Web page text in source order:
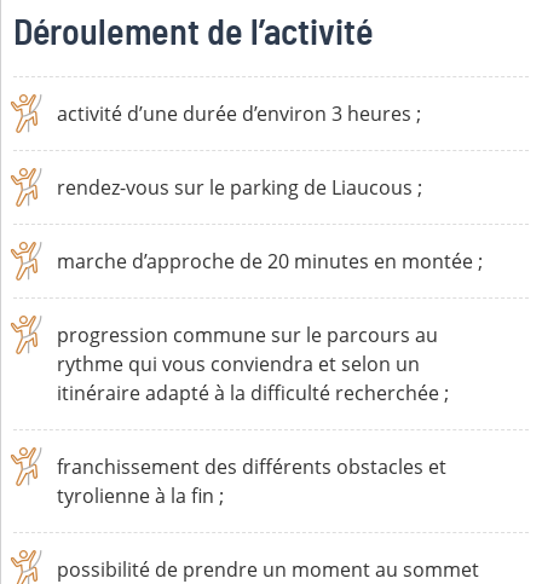
Déroulement de l’activité
activité d’une durée d’environ 3 heures ;
rendez-vous sur le parking de Liaucous ;
marche d’approche de 20 minutes en montée ;
progression commune sur le parcours au
rythme qui vous conviendra et selon un
itinéraire adapté à la difficulté recherchée ;
franchissement des différents obstacles et
tyrolienne à la fin ;
possibilité de prendre un moment au sommet